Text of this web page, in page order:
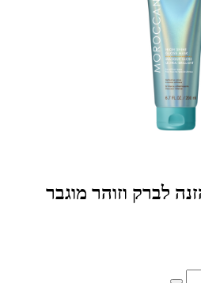
לברק וזוהר מוגבר